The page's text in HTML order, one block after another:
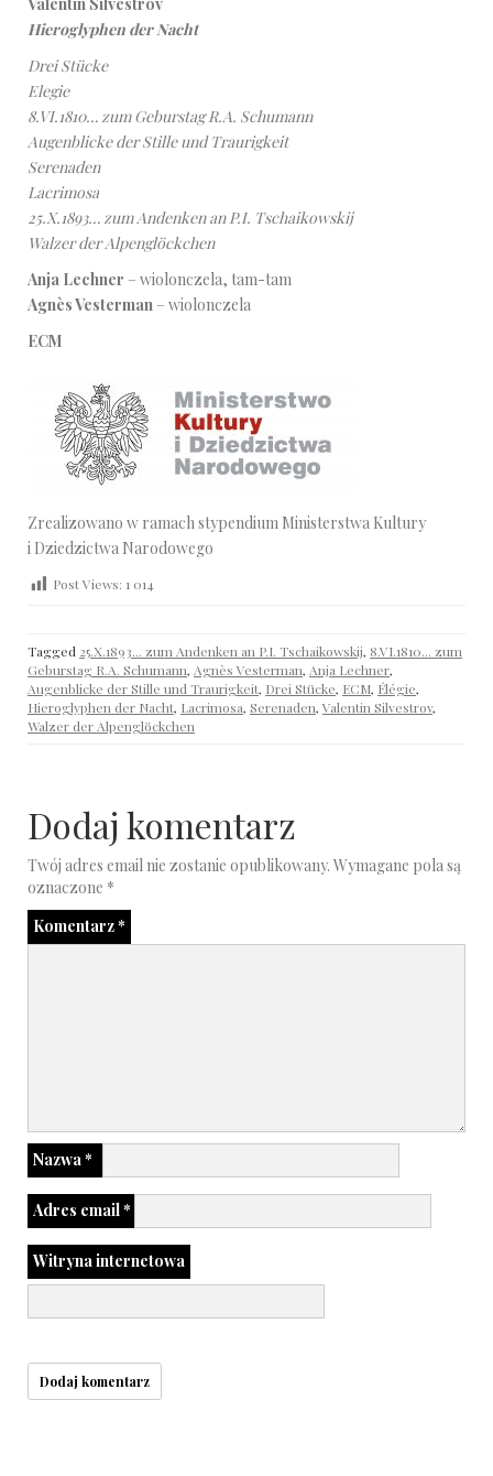
Hieroglyphen der Nacht
Drei Stücke
Elegie
8.VI.1810… zum Geburstag R.A. Schumann
Augenblicke der Stille und Traurigkeit
Serenaden
Lacrimosa
25.X.1893… zum Andenken an P.I. Tschaikowskij
Walzer der Alpenglöckchen
Anja Lechner – wiolonczela, tam-tam
Agnès Vesterman – wiolonczela
ECM
Zrealizowano w ramach stypendium Ministerstwa Kultury
i Dziedzictwa Narodowego
Post Views: 1 014
Tagged 25.X.1893... zum Andenken an P.I. Tschaikowskij, 8.VI.1810... zum
Geburstag R.A. Schumann, Agnès Vesterman, Anja Lechner,
Augenblicke der Stille und Traurigkeit, Drei Stücke, ECM, Élégie,
Hieroglyphen der Nacht, Lacrimosa, Serenaden, Valentin Silvestrov,
Walzer der Alpenglöckchen
Dodaj komentarz
Twój adres email nie zostanie opublikowany. Wymagane pola są
oznaczone *
Komentarz*
Nazwa*
Adres email*
Witryna internetowa